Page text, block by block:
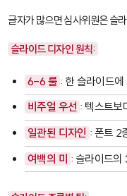
글자가 많으면 심사위원은 슬
슬라이드 디자인 원칙:
6-6 룰 : 한 슬라이드
비주얼 우선 : 텍스트보
일관된 디자인 : 폰트 2
여백의 미 : 슬라이드